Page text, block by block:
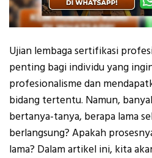
Ujian lembaga sertifikasi
penting bagi individu yang
profesionalisme dan
bidang tertentu. Namun,
bertanya-tanya, berapa lama
berlangsung? Apakah
lama? Dalam artikel ini, kita